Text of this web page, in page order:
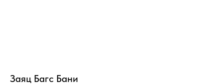
Заяц Багс Бани